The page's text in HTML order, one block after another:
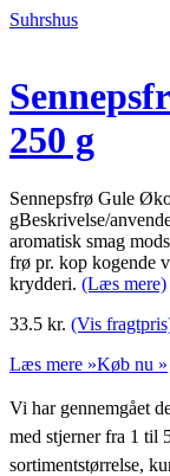
Suhrshus
250 g
Sennepsfrø Gule
gBeskrivelse/
aromatisk smag
frø pr. kop kogende
krydderi. (Læs mere)
33.5 kr. (Vis
Læs mere »Køb nu »
Vi har gennemgået
med stjerner fra 1 til
sortimentstørrelse,